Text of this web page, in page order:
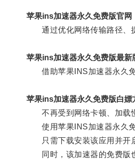
苹果ins加速器永久免费版官网
通过优化网络传输路径、提
苹果ins加速器永久免费版最新
借助苹果INS加速器永久免
苹果ins加速器永久免费版白嫖
不再受到网络卡顿、加载慢
使用苹果INS加速器永久免
只需下载安装该应用并开启
同时，该加速器的免费版也